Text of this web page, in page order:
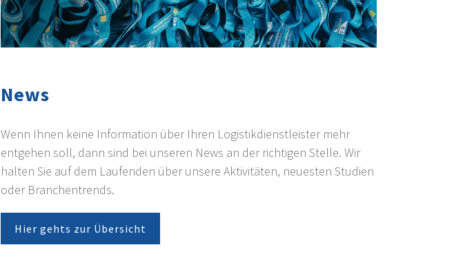
News
Wenn Ihnen keine Information über Ihren Logistikdienstleister mehr
entgehen soll, dann sind bei unseren News an der richtigen Stelle. Wir
halten Sie auf dem Laufenden über unsere Aktivitäten, neuesten Studien
oder Branchentrends.
Hier gehts zur Übersicht